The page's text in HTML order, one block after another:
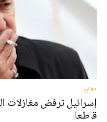
دولي
إسرائيل ترفض مغازلات
قاطعا